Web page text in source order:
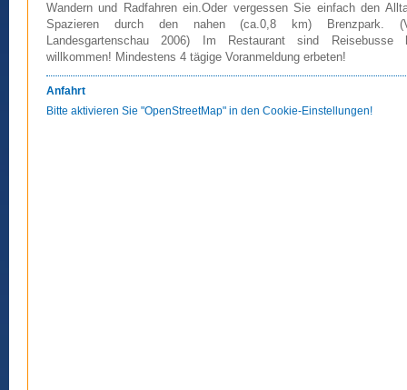
Wandern und Radfahren ein.Oder vergessen Sie einfach den
Spazieren durch den nahen (ca.0,8 km) Brenzpark.
Landesgartenschau 2006) Im Restaurant sind Reisebusse
willkommen! Mindestens 4 tägige Voranmeldung erbeten!
Anfahrt
Bitte aktivieren Sie "OpenStreetMap" in den Cookie-Einstellungen!